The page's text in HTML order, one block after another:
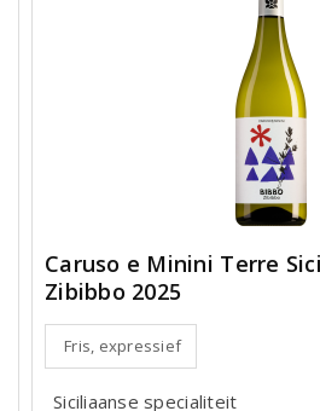
Caruso e Minini Terre
Zibibbo 2025
Fris, expressief
Siciliaanse specialiteit